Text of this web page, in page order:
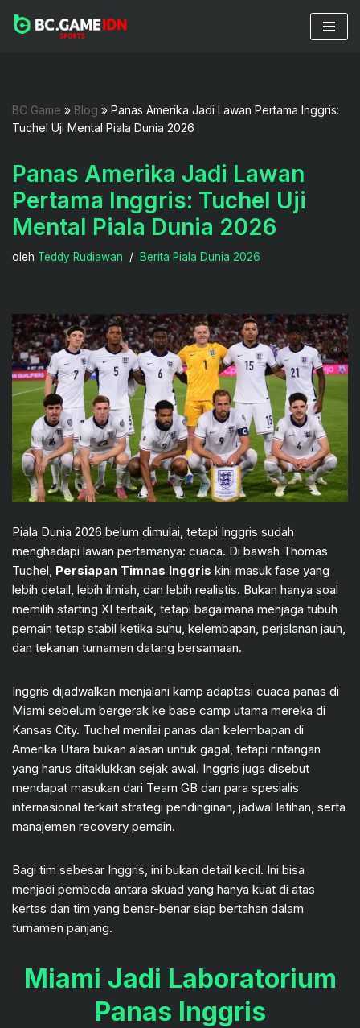
BC Game » Blog » Panas Amerika Jadi Lawan Pertama Inggris:
Tuchel Uji Mental Piala Dunia 2026
Panas Amerika Jadi Lawan
Pertama Inggris: Tuchel Uji
Mental Piala Dunia 2026
oleh Teddy Rudiawan Berita Piala Dunia 2026
Piala Dunia 2026 belum dimulai, tetapi Inggris sudah
menghadapi lawan pertamanya: cuaca. Di bawah Thomas
Tuchel, Persiapan Timnas Inggris kini masuk fase yang
lebih detail, lebih ilmiah, dan lebih realistis. Bukan hanya soal
memilih starting XI terbaik, tetapi bagaimana menjaga tubuh
pemain tetap stabil ketika suhu, kelembapan, perjalanan jauh,
dan tekanan turnamen datang bersamaan.
Inggris dijadwalkan menjalani kamp adaptasi cuaca panas di
Miami sebelum bergerak ke base camp utama mereka di
Kansas City. Tuchel menilai panas dan kelembapan di
Amerika Utara bukan alasan untuk gagal, tetapi rintangan
yang harus ditaklukkan sejak awal. Inggris juga disebut
mendapat masukan dari Team GB dan para spesialis
internasional terkait strategi pendinginan, jadwal latihan, serta
manajemen recovery pemain.
Bagi tim sebesar Inggris, ini bukan detail kecil. Ini bisa
menjadi pembeda antara skuad yang hanya kuat di atas
kertas dan tim yang benar-benar siap bertahan dalam
turnamen panjang.
Miami Jadi Laboratorium
Panas Inggris